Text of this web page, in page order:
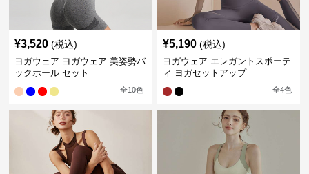
¥3,520 (税込)
ヨガウェア ヨガウェア 美姿勢バ
ックホール セット
全10色
¥5,190 (税込)
ヨガウェア エレガントスポーテ
ィ ヨガセットアップ
全4色